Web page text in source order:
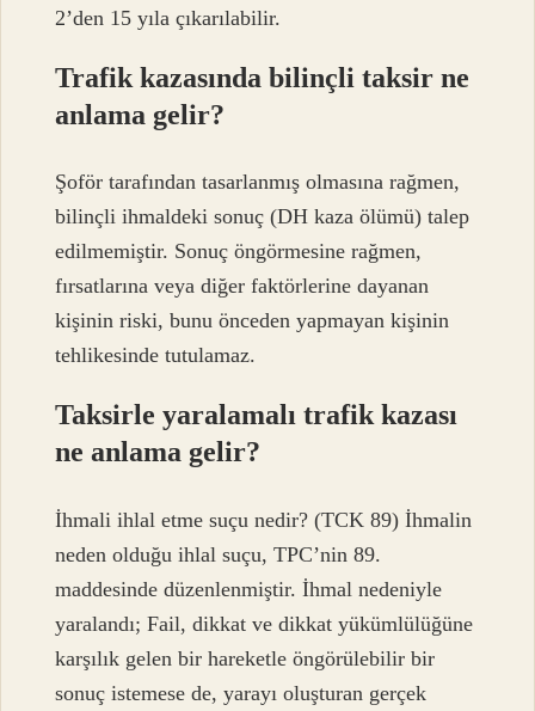
2’den 15 yıla çıkarılabilir.
Trafik kazasında bilinçli taksir ne
anlama gelir?
Şoför tarafından tasarlanmış olmasına rağmen,
bilinçli ihmaldeki sonuç (DH kaza ölümü) talep
edilmemiştir. Sonuç öngörmesine rağmen,
fırsatlarına veya diğer faktörlerine dayanan
kişinin riski, bunu önceden yapmayan kişinin
tehlikesinde tutulamaz.
Taksirle yaralamalı trafik kazası
ne anlama gelir?
İhmali ihlal etme suçu nedir? (TCK 89) İhmalin
neden olduğu ihlal suçu, TPC’nin 89.
maddesinde düzenlenmiştir. İhmal nedeniyle
yaralandı; Fail, dikkat ve dikkat yükümlülüğüne
karşılık gelen bir hareketle öngörülebilir bir
sonuç istemese de, yarayı oluşturan gerçek